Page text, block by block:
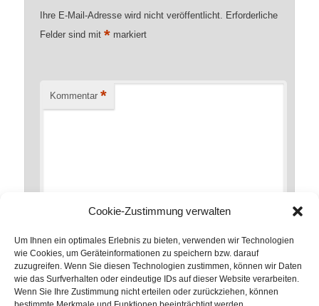
Cookie-Zustimmung verwalten
Um Ihnen ein optimales Erlebnis zu bieten, verwenden wir Technologien
wie Cookies, um Geräteinformationen zu speichern bzw. darauf
zuzugreifen. Wenn Sie diesen Technologien zustimmen, können wir Daten
wie das Surfverhalten oder eindeutige IDs auf dieser Website verarbeiten.
Wenn Sie Ihre Zustimmung nicht erteilen oder zurückziehen, können
Ihre E-Mail-Adresse wird nicht veröffentlicht. Erforderliche
Felder sind mit* markiert
Kommentar *
Name *